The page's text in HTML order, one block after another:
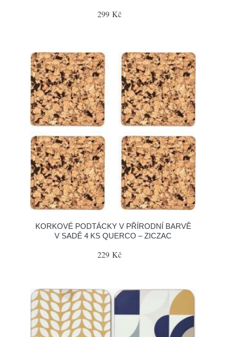
299 Kč
KORKOVÉ PODTÁCKY V PŘÍRODNÍ BARVĚ
V SADĚ 4 KS QUERCO – ZICZAC
229 Kč